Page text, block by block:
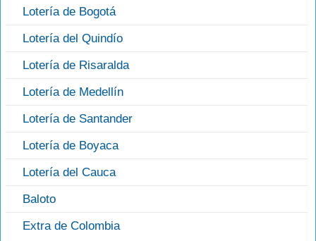
Lotería de Bogotá
Lotería del Quindío
Lotería de Risaralda
Lotería de Medellín
Lotería de Santander
Lotería de Boyaca
Lotería del Cauca
Baloto
Extra de Colombia